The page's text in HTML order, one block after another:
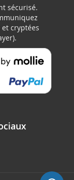
sécurisé.
cryptées